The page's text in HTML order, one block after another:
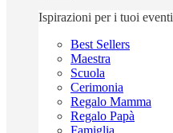
Ispirazioni per i tuoi eventi
Best Sellers
Maestra
Scuola
Cerimonia
Regalo Mamma
Regalo Papà